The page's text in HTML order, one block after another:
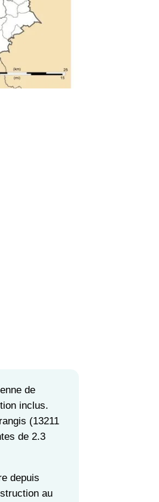
de
inclus.
(13211
de 2.3
depuis
au